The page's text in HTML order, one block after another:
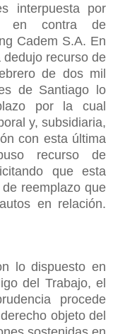
interpuesta por
en contra de
Cadem S.A. En
recurso de
de dos mil
de Santiago lo
por la cual
y, subsidiaria,
con esta última
recurso de
que esta
reemplazo que
en relación.
lo dispuesto en
del Trabajo, el
procede
objeto del